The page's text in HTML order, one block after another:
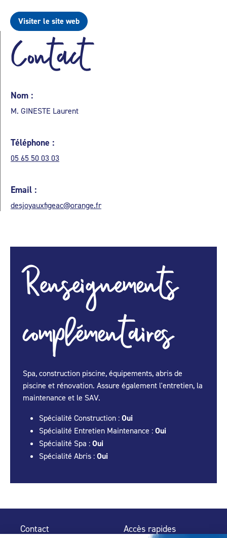
Visiter le site web
Contact
Nom :
M. GINESTE Laurent
Téléphone :
05 65 50 03 03
Email :
desjoyauxfigeac@orange.fr
Renseignements
complémentaires
Spa, construction piscine, équipements, abris de
piscine et rénovation. Assure également l'entretien, la
maintenance et le SAV.
Spécialité Construction : Oui
Spécialité Entretien Maintenance : Oui
Spécialité Spa : Oui
Spécialité Abris : Oui
Contact Accès rapides